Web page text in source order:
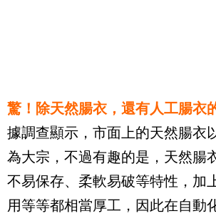
驚！除天然腸衣，還有人工腸衣
據調查顯示，市面上的天然腸衣
為大宗，不過有趣的是，天然腸
不易保存、柔軟易破等特性，加
用等等都相當厚工，因此在自動